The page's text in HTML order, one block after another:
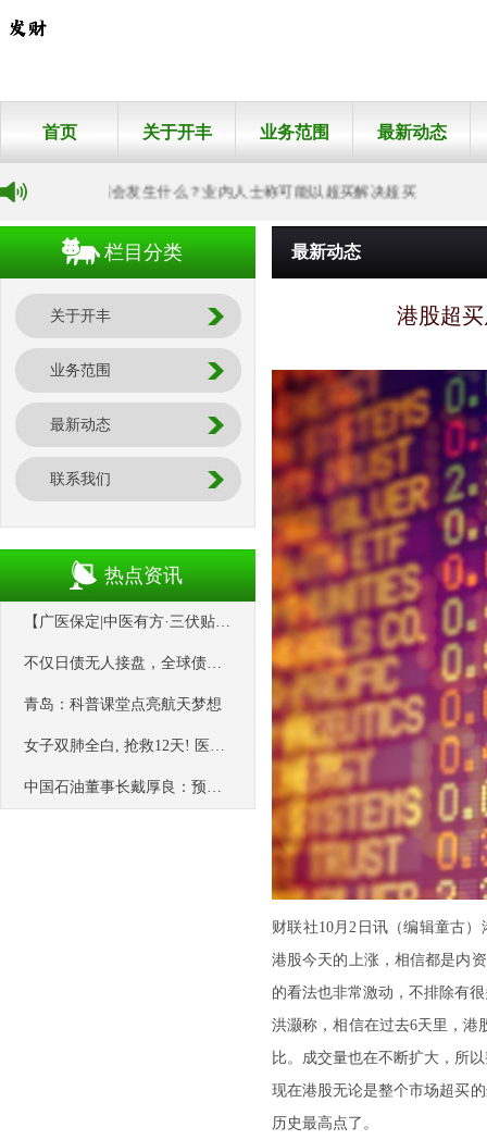
首页 关于开丰 业务范围 最新动态
港股超买后会发生什么？业内人士称可能以超买解决超买
栏目分类
关于开丰
业务范围
最新动态
联系我们
热点资讯
【广医保定|中医有方·三伏贴】“冬病夏治”黄金期，“三伏贴”火热来袭_广安门_疾病_皮肤
不仅日债无人接盘，全球债市买家都在“罢工”
青岛：科普课堂点亮航天梦想
女子双肺全白, 抢救12天! 医生提醒: 早期症状似感冒
中国石油董事长戴厚良：预计今年油价在70美元~75美元/桶
最新动态
港股超
财联社10月2日讯（编辑童古
港股今天的上涨，相信都是内
的看法也非常激动，不排除有
洪灏称，相信在过去6天里，港
比。成交量也在不断扩大，所
现在港股无论是整个市场超买
历史最高点了。